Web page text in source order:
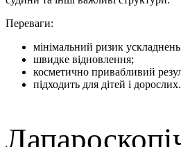
Переваги:
мінімальний ризик
швидке відновлення;
косметично привабливий
підходить для дітей і дорослих.